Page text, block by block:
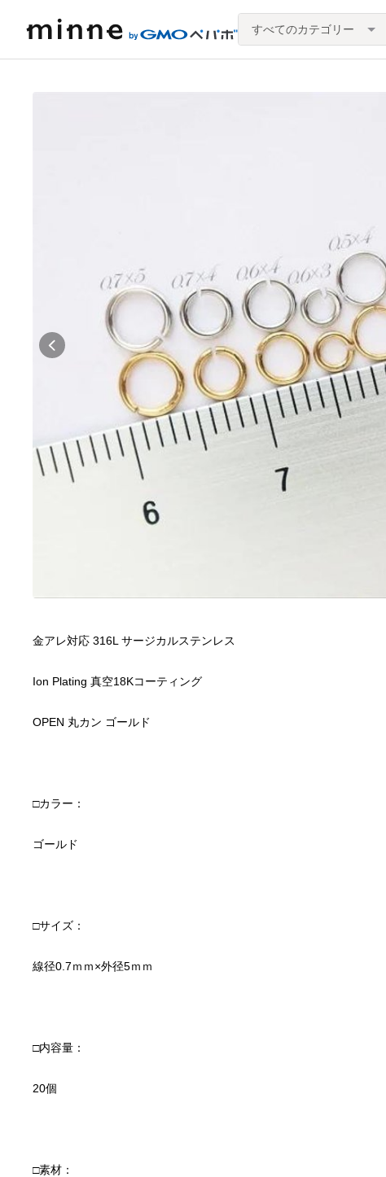
すべてのカテゴリー